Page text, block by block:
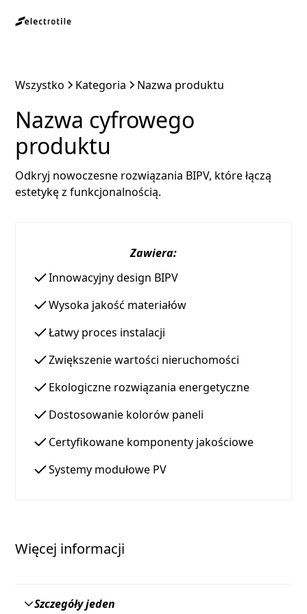
Wszystko Kategoria Nazwa produktu
Nazwa cyfrowego
produktu
Odkryj nowoczesne rozwiązania BIPV, które łączą
estetykę z funkcjonalnością.
Zawiera:
Innowacyjny design BIPV
Wysoka jakość materiałów
Łatwy proces instalacji
Zwiększenie wartości nieruchomości
Ekologiczne rozwiązania energetyczne
Dostosowanie kolorów paneli
Certyfikowane komponenty jakościowe
Systemy modułowe PV
Więcej informacji
Szczegóły jeden